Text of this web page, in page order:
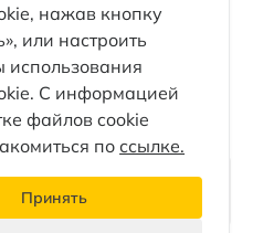
либо копирование
сайта, элементов дизайна и
разрешения
на источник.
cookie
нажав кнопку
или настроить
использования
С информацией
файлов cookie
поссылке.
Принять